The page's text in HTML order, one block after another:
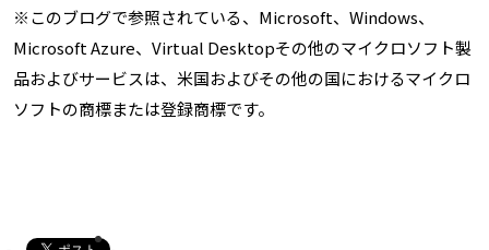
※このブログで参照されている、Microsoft、Windows、
Microsoft Azure、Virtual Desktopその他のマイクロソフト製
品およびサービスは、米国およびその他の国におけるマイクロ
ソフトの商標または登録商標です。